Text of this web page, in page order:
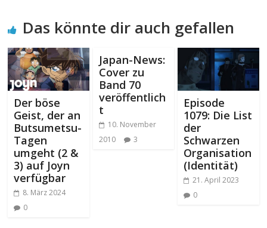
Das könnte dir auch gefallen
Der böse
Geist, der an
Butsumetsu-
Tagen
umgeht (2 &
3) auf Joyn
verfügbar
8. März 2024
0
Japan-News:
Cover zu
Band 70
veröffentlich
t
10. November
2010
3
Episode
1079: Die List
der
Schwarzen
Organisation
(Identität)
21. April 2023
0